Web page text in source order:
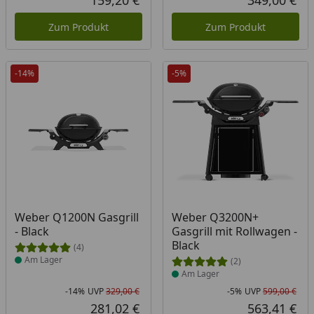
Aktueller Preis
Zum Produkt Zum Produkt
-14%
Weber Q1200N Gasgrill
- Black
(4)
Produkt am Lager
Am Lager
Rabatt in Prozent
-14%
Ursprünglicher Preis
UVP329,00 €
281,02 €
-5%
Weber Q3200N+
Gasgrill mit Rollwagen -
Black
(2)
Produkt am Lager
Am Lager
-5% UVP599,00 €
563,41 €